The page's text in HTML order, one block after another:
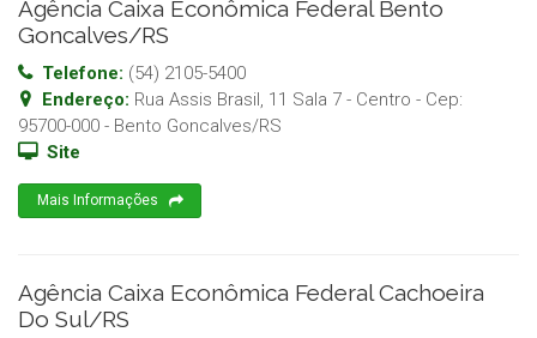
Agência Caixa Econômica Federal Bento
Goncalves/RS
Telefone: (54) 2105-5400
Endereço: Rua Assis Brasil, 11 Sala 7 - Centro - Cep:
95700-000 - Bento Goncalves/RS
Site
Mais Informações
Agência Caixa Econômica Federal Cachoeira
Do Sul/RS